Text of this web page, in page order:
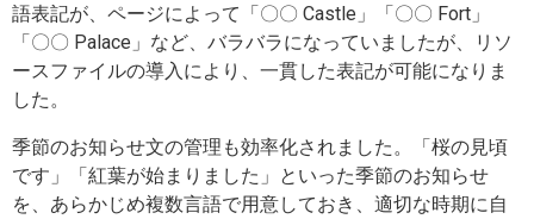
語表記が、ページによって「〇〇 Castle」「〇〇 Fort」
「〇〇 Palace」など、バラバラになっていましたが、リソ
ースファイルの導入により、一貫した表記が可能になりま
した。
季節のお知らせ文の管理も効率化されました。「桜の見頃
です」「紅葉が始まりました」といった季節のお知らせ
を、あらかじめ複数言語で用意しておき、適切な時期に自